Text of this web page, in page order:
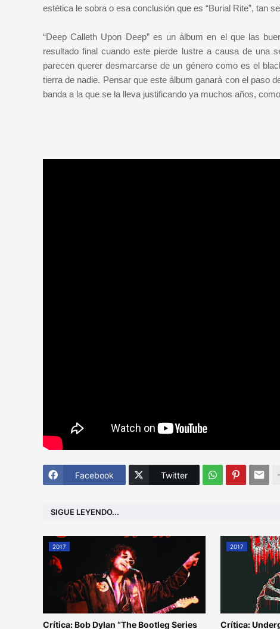
estética le sobra o esa conclusión que es “Burial Rite”, tan
“Deep Calleth Upon Deep” es un álbum en el que las
resultado final cuando este pierde lustre a causa de una
parecen querer desmarcarse de un género como es el
tierra de nadie. Pensar que este álbum ganará con el paso
banda a la que se la lleva justificando ya muchos años,
Facebook Twitter
SIGUE LEYENDO...
2017
Crítica: Bob Dylan “The Bootleg Series
2017
Crítica: